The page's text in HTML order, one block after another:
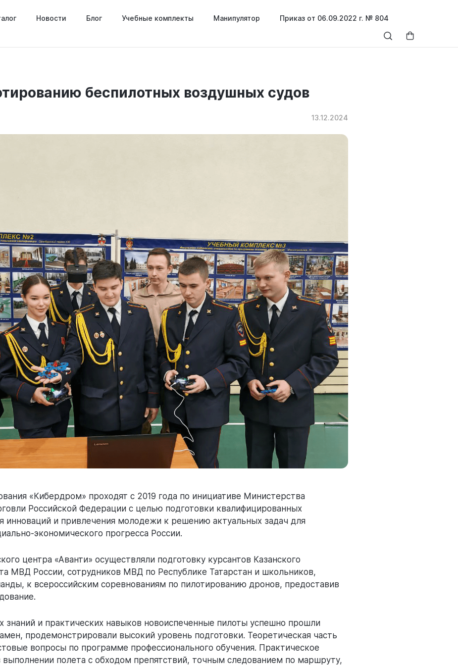
Новости Блог Учебные комплекты Манипулятор Приказ от 06.09.2022 г. № 804
беспилотных воздушных судов
13.12.2024
«Кибердром» проходят с 2019 года по инициативе Министерства
Российской Федерации с целью подготовки квалифицированных
инноваций и привлечения молодежи к решению актуальных задач для
экономического прогресса России.
центра «Аванти» осуществляли подготовку курсантов Казанского
МВД России, сотрудников МВД по Республике Татарстан и школьников,
к всероссийским соревнованиям по пилотированию дронов, предоставив
и практических навыков новоиспеченные пилоты успешно прошли
продемонстрировали высокий уровень подготовки. Теоретическая часть
вопросы по программе профессионального обучения. Практическое
выполнении полета с обходом препятствий, точным следованием по маршруту,